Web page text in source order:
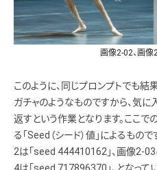
画像2-02、画像
このように、同じプロンプトでも結
ガチャのようなものですから、気
返すという作業となります。ここ
る「Seed（シード）値」によるもの
2は「seed 444410162」、画像2-